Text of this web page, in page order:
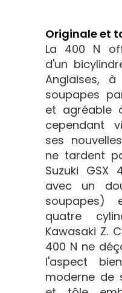
Originale et
La 400 N
d'un
Anglaises,
soupapes
et agréable
cependant
ses
ne tardent
Suzuki GSX
avec un
soupapes)
quatre
Kawasaki Z.
400 N ne
l'aspect
moderne de